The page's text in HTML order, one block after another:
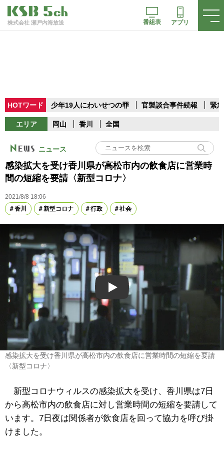
株式会社 瀬戸内海放送 番組表 アプリ
HOTワード 少年19人にわいせつの罪 官製談合事件続報 緊
エリア 岡山 香川 全国
ニュース
感染拡大を受け香川県が高松市内の飲食店に営業時
間の短縮を要請〈新型コロナ〉
2021/8/8 18:06
香川
新型コロナ 行政 社会
Play
感染拡大を受け香川県が高松市内の飲食店に営業時間の短縮を要請
〈新型コロナ〉
新型コロナウィルスの感染拡大を受け、香川県は7日
から高松市内の飲食店に対し営業時間の短縮を要請して
います。7日夜は関係者が飲食店を回って協力を呼び掛
けました。